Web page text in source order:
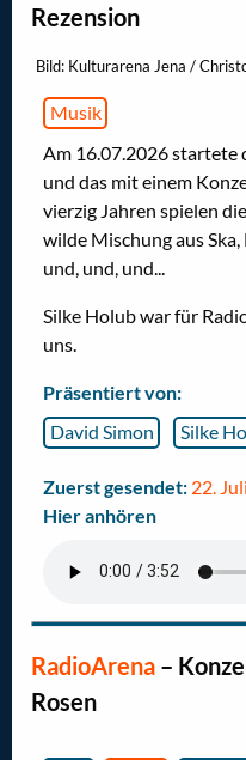
Rezension
Bild: Kulturarena Jena /
Musik
Am 16.07.2026 startete
und das mit einem
vierzig Jahren spielen
wilde Mischung aus
und, und, und...
Silke Holub war für
uns.
Präsentiert von:
David Simon
Silke
Zuerst gesendet: 22.
Hier anhören
RadioArena –
Rosen